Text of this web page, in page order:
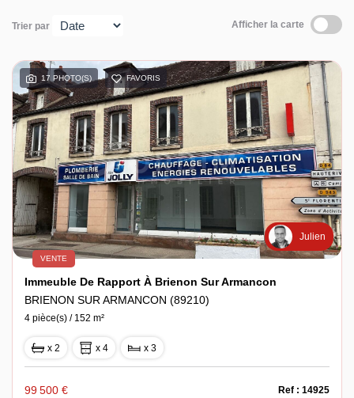
Faire gérer
Syndic
Espace client
Trier par Afficher la carte
17 PHOTO(S) FAVORIS
Julien
VENTE
Immeuble De Rapport À Brienon Sur Armancon
BRIENON SUR ARMANCON (89210)
4 pièce(s) / 152 m²
x 2 x 4 x 3
99 500 € Ref : 14925